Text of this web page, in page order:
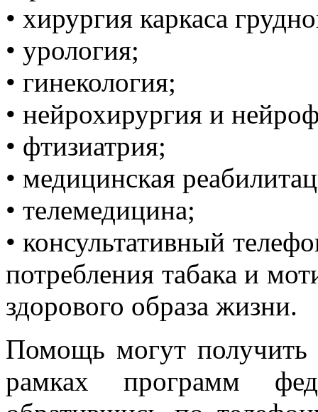
• хирургия каркаса
• урология;
• гинекология;
• нейрохирургия и
• фтизиатрия;
• медицинская
• телемедицина;
• консультативный
потребления табака и
здорового образа жизни.
Помощь могут
рамках программ